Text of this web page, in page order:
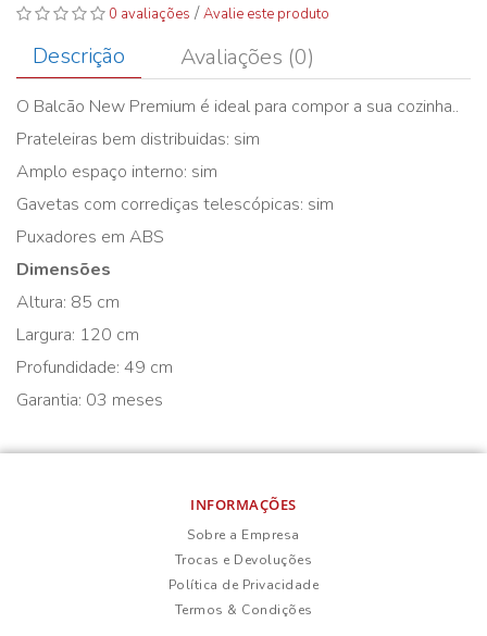
0 avaliações /Avalie este produto
Descrição Avaliações (0)
O Balcão New Premium é ideal para compor a sua cozinha..
Prateleiras bem distribuidas: sim
Amplo espaço interno: sim
Gavetas com corrediças telescópicas: sim
Puxadores em ABS
Dimensões
Altura: 85 cm
Largura: 120 cm
Profundidade: 49 cm
Garantia: 03 meses
INFORMAÇÕES
Sobre a Empresa
Trocas e Devoluções
Política de Privacidade
Termos & Condições